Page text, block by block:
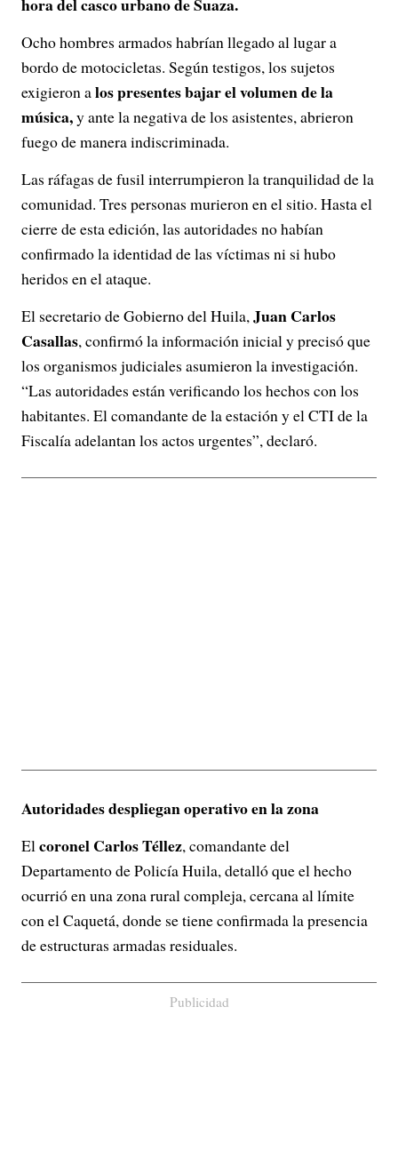
Ocho hombres armados habrían llegado al lugar a
bordo de motocicletas. Según testigos, los sujetos
exigieron alos presentes bajar el volumen de la
música,y ante la negativa de los asistentes, abrieron
fuego de manera indiscriminada.
Las ráfagas de fusil interrumpieron la tranquilidad de la
comunidad. Tres personas murieron en el sitio. Hasta el
cierre de esta edición, las autoridades no habían
confirmado la identidad de las víctimas ni si hubo
heridos en el ataque.
El secretario de Gobierno del Huila,Juan Carlos
Casallas, confirmó la información inicial y precisó que
los organismos judiciales asumieron la investigación.
“Las autoridades están verificando los hechos con los
habitantes. El comandante de la estación y el CTI de la
Fiscalía adelantan los actos urgentes”, declaró.
Autoridades despliegan operativo en la zona
Elcoronel Carlos Téllez, comandante del
Departamento de Policía Huila, detalló que el hecho
ocurrió en una zona rural compleja, cercana al límite
con el Caquetá, donde se tiene confirmada la presencia
de estructuras armadas residuales.
Publicidad